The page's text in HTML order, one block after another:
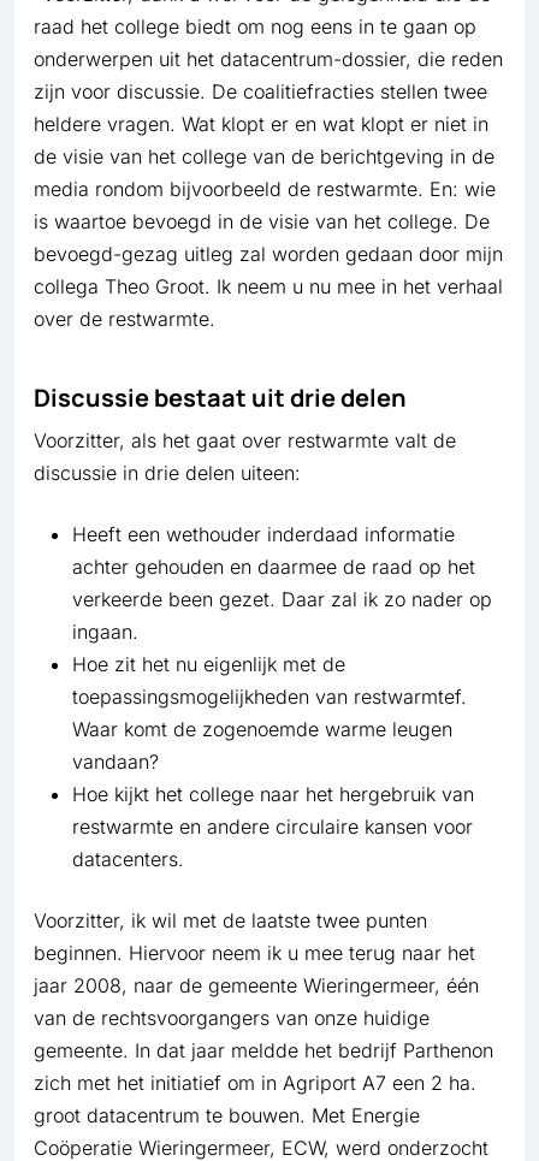
raad het college biedt om nog eens in te gaan op
onderwerpen uit het datacentrum-dossier, die reden
zijn voor discussie. De coalitiefracties stellen twee
heldere vragen. Wat klopt er en wat klopt er niet in
de visie van het college van de berichtgeving in de
media rondom bijvoorbeeld de restwarmte. En: wie
is waartoe bevoegd in de visie van het college. De
bevoegd-gezag uitleg zal worden gedaan door mijn
collega Theo Groot. Ik neem u nu mee in het verhaal
over de restwarmte.
Discussie bestaat uit drie delen
Voorzitter, als het gaat over restwarmte valt de
discussie in drie delen uiteen:
Heeft een wethouder inderdaad informatie
achter gehouden en daarmee de raad op het
verkeerde been gezet. Daar zal ik zo nader op
ingaan.
Hoe zit het nu eigenlijk met de
toepassingsmogelijkheden van restwarmtef.
Waar komt de zogenoemde warme leugen
vandaan?
Hoe kijkt het college naar het hergebruik van
restwarmte en andere circulaire kansen voor
datacenters.
Voorzitter, ik wil met de laatste twee punten
beginnen. Hiervoor neem ik u mee terug naar het
jaar 2008, naar de gemeente Wieringermeer, één
van de rechtsvoorgangers van onze huidige
gemeente. In dat jaar meldde het bedrijf Parthenon
zich met het initiatief om in Agriport A7 een 2 ha.
groot datacentrum te bouwen. Met Energie
Coöperatie Wieringermeer, ECW, werd onderzocht